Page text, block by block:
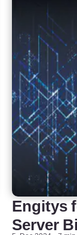
Engitys
Server